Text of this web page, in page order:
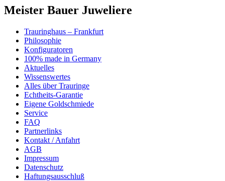
Meister Bauer Juweliere
Trauringhaus – Frankfurt
Philosophie
Konfiguratoren
100% made in Germany
Aktuelles
Wissenswertes
Alles über Trauringe
Echtheits-Garantie
Eigene Goldschmiede
Service
FAQ
Partnerlinks
Kontakt / Anfahrt
AGB
Impressum
Datenschutz
Haftungsausschluß